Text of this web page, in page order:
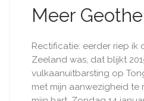
Meer
Rectificatie: eerder riep ik
Zeeland was, dat blijkt
vulkaanuitbarsting op
met mijn aanwezigheid te